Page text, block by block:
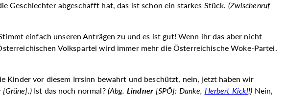
Geschlechter abgeschafft hat, das ist schon ein starkes Stück. (Zwischenruf
einfach unseren Anträgen zu und es ist gut! Wenn ihr das aber nicht
Volkspartei wird immer mehr die Österreichische Woke-Partei.
Kinder vor diesem Irrsinn bewahrt und beschützt, nein, jetzt haben wir
[Grüne].) Ist das noch normal? (Abg. Lindner [SPÖ]: Danke, Herbert Kickl!) Nein,